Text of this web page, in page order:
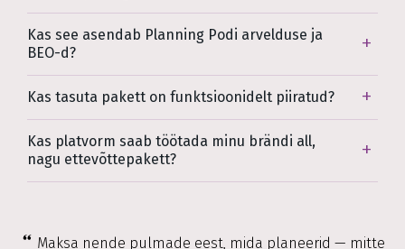
Kas see asendab Planning Podi arvelduse ja
BEO-d?
Kas tasuta pakett on funktsioonidelt piiratud?
Kas platvorm saab töötada minu brändi all,
nagu ettevõttepakett?
Maksa nende pulmade eest, mida planeerid — mitte